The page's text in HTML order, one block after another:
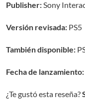
Publisher:Sony
Versión revisada: PS5
También disponible:
Fecha de lanzamiento:
¿Te gustó esta reseña?